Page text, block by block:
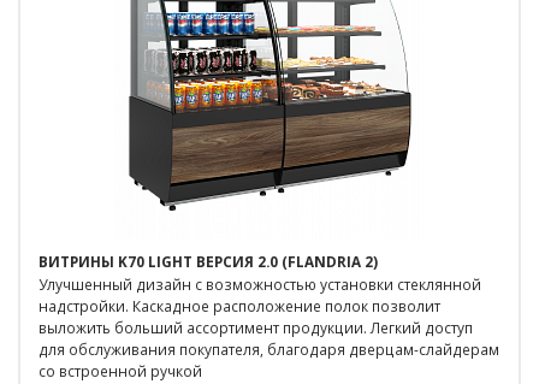
ВИТРИНЫ K70 LIGHT ВЕРСИЯ 2.0 (FLANDRIA 2)
Улучшенный дизайн с возможностью установки стеклянной
надстройки. Каскадное расположение полок позволит
выложить больший ассортимент продукции. Легкий доступ
для обслуживания покупателя, благодаря дверцам-слайдерам
со встроенной ручкой